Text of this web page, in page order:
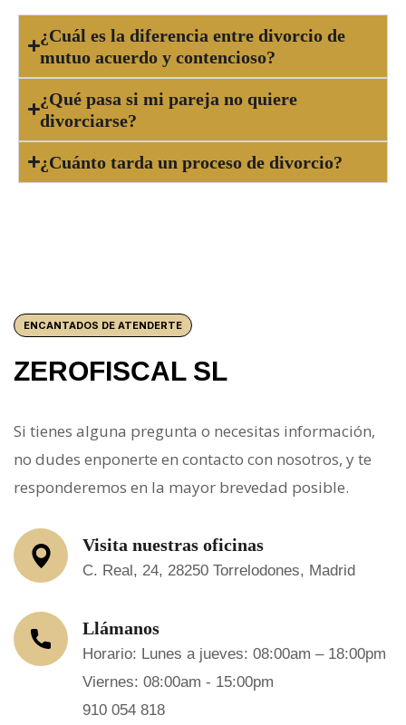
¿Cuál es la diferencia entre divorcio de
mutuo acuerdo y contencioso?
¿Qué pasa si mi pareja no quiere
divorciarse?
¿Cuánto tarda un proceso de divorcio?
ENCANTADOS DE ATENDERTE
ZEROFISCAL SL
Si tienes alguna pregunta o necesitas información,
no dudes enponerte en contacto con nosotros, y te
responderemos en la mayor brevedad posible.
Visita nuestras oficinas
C. Real, 24, 28250 Torrelodones, Madrid
Llámanos
Horario: Lunes a jueves: 08:00am – 18:00pm
Viernes: 08:00am - 15:00pm
910 054 818